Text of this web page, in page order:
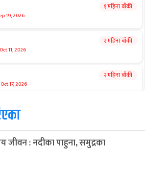
19, 2026
१ महिना बाँकी
Oct 11, 2026
२ महिना बाँकी
Oct 17, 2026
२ महिना बाँकी
18, 2026
२ महिना बाँकी
जीवन : नदीका पाहुना, समुद्रका